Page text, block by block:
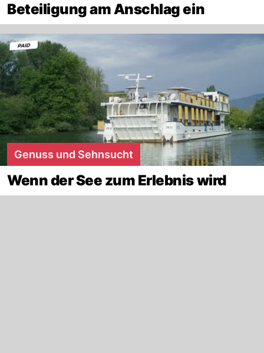
Beteiligung am Anschlag ein
Genuss und Sehnsucht
Wenn der See zum Erlebnis wird